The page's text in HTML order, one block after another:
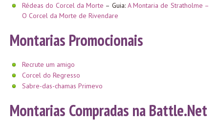
Rédeas do Corcel da Morte – Guia: A Montaria de Stratholme –
O Corcel da Morte de Rivendare
Montarias Promocionais
Recrute um amigo
Corcel do Regresso
Sabre-das-chamas Primevo
Montarias Compradas na Battle.Net